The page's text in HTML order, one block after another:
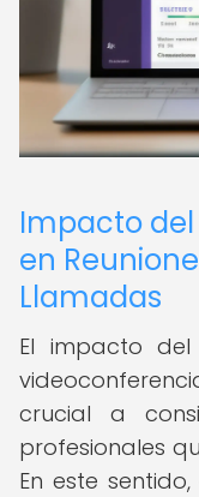
Impacto
en
Llamadas
El impacto
crucial a
profesionales
En este